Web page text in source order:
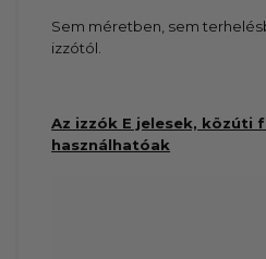
Sem méretben, sem
izzótól.
Az izzók E jelesek, közúti
használhatóak